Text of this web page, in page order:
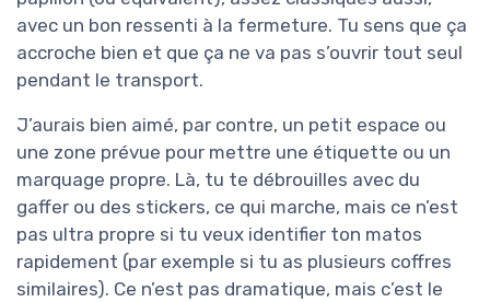
avec un bon ressenti à la fermeture. Tu sens que ça
accroche bien et que ça ne va pas s’ouvrir tout seul
pendant le transport.
J’aurais bien aimé, par contre, un petit espace ou
une zone prévue pour mettre une étiquette ou un
marquage propre. Là, tu te débrouilles avec du
gaffer ou des stickers, ce qui marche, mais ce n’est
pas ultra propre si tu veux identifier ton matos
rapidement (par exemple si tu as plusieurs coffres
similaires). Ce n’est pas dramatique, mais c’est le